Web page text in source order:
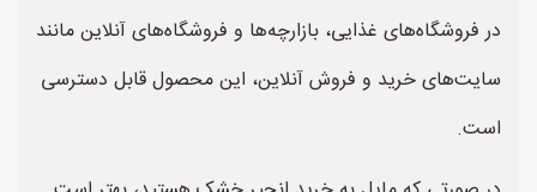
در فروشگاه‌های غذایی، بازارچه‌ها و فروشگاه‌های آنلاین مانند
سایت‌های خرید و فروش آنلاین، این محصول قابل دسترسی
است.